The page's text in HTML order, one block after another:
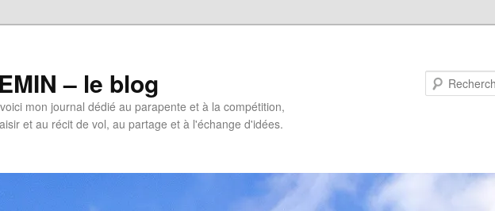
– le blog
mon journal dédié au parapente et à la compétition,
et au récit de vol, au partage et à l'échange d'idées.